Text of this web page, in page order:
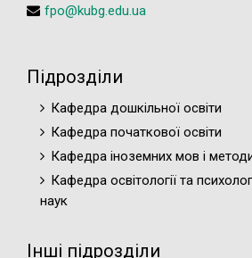
fpo@kubg.edu.ua
Підрозділи
Кафедра дошкільної освіти
Кафедра початкової освіти
Кафедра іноземних мов і
Кафедра освітології та
наук
Інші підрозділи